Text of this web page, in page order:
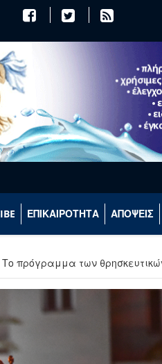
ΕΠΙΚΑΙΡΟΤΗΤΑ ΑΠΟΨΕΙΣ
Το πρόγραμμα των